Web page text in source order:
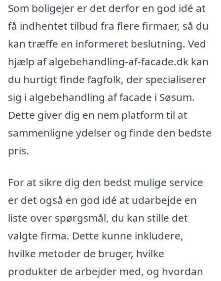
Som boligejer er det derfor en god idé at
få indhentet tilbud fra flere firmaer, så du
kan træffe en informeret beslutning. Ved
hjælp af algebehandling-af-facade.dk kan
du hurtigt finde fagfolk, der specialiserer
sig i algebehandling af facade i Søsum.
Dette giver dig en nem platform til at
sammenligne ydelser og finde den bedste
pris.
For at sikre dig den bedst mulige service
er det også en god idé at udarbejde en
liste over spørgsmål, du kan stille det
valgte firma. Dette kunne inkludere,
hvilke metoder de bruger, hvilke
produkter de arbejder med, og hvordan